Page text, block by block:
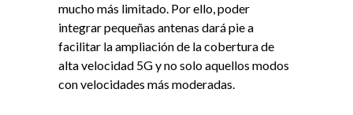
mucho más limitado. Por ello, poder
integrar pequeñas antenas dará pie a
facilitar la ampliación de la cobertura de
alta velocidad 5G y no solo aquellos modos
con velocidades más moderadas.